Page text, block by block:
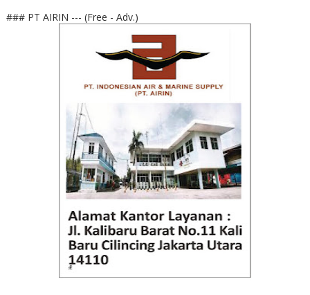
### PT AIRIN --- (Free - Adv.)